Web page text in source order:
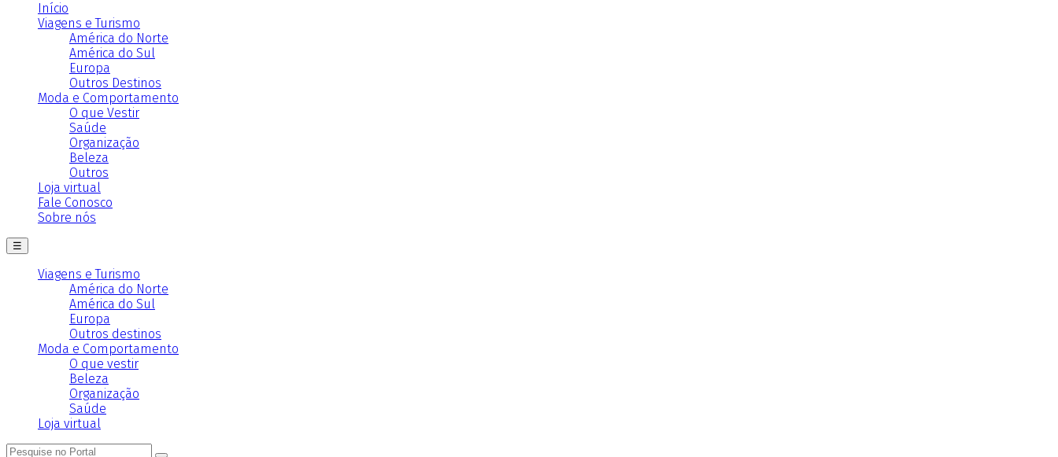
Início
Viagens e Turismo
América do Norte
América do Sul
Europa
Outros Destinos
Moda e Comportamento
O que Vestir
Saúde
Organização
Beleza
Outros
Loja virtual
Fale Conosco
Sobre nós
☰
Viagens e Turismo
América do Norte
América do Sul
Europa
Outros destinos
Moda e Comportamento
O que vestir
Beleza
Organização
Saúde
Loja virtual